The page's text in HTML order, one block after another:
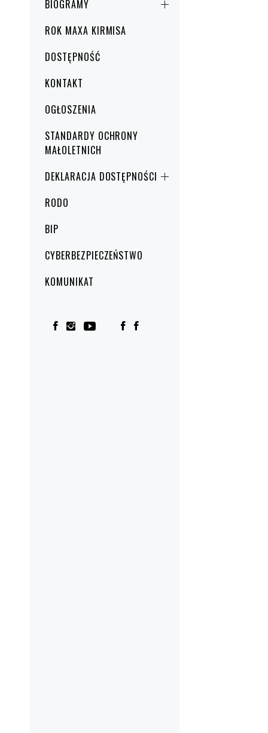
BIOGRAMY
ROK MAXA KIRMISA
DOSTĘPNOŚĆ
KONTAKT
OGŁOSZENIA
STANDARDY OCHRONY
MAŁOLETNICH
DEKLARACJA DOSTĘPNOŚCI
RODO
BIP
CYBERBEZPIECZEŃSTWO
KOMUNIKAT